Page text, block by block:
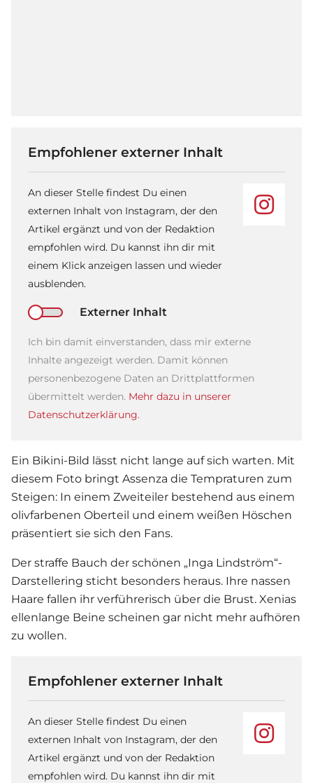
Empfohlener externer Inhalt
An dieser Stelle findest Du einen
externen Inhalt von Instagram, der den
Artikel ergänzt und von der Redaktion
empfohlen wird. Du kannst ihn dir mit
einem Klick anzeigen lassen und wieder
ausblenden.
Externer Inhalt
Ich bin damit einverstanden, dass mir externe
Inhalte angezeigt werden. Damit können
personenbezogene Daten an Drittplattformen
übermittelt werden. Mehr dazu in unserer
Datenschutzerklärung.
Ein Bikini-Bild lässt nicht lange auf sich warten. Mit
diesem Foto bringt Assenza die Tempraturen zum
Steigen: In einem Zweiteiler bestehend aus einem
olivfarbenen Oberteil und einem weißen Höschen
präsentiert sie sich den Fans.
Der straffe Bauch der schönen „Inga Lindström“-
Darstellering sticht besonders heraus. Ihre nassen
Haare fallen ihr verführerisch über die Brust. Xenias
ellenlange Beine scheinen gar nicht mehr aufhören
zu wollen.
Empfohlener externer Inhalt
An dieser Stelle findest Du einen
externen Inhalt von Instagram, der den
Artikel ergänzt und von der Redaktion
empfohlen wird. Du kannst ihn dir mit